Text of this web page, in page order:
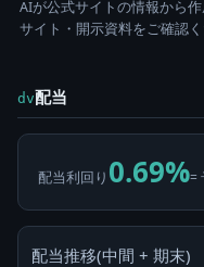
AIが公式サイトの情報から
サイト・開示資料をご確認く
dv配当
配当利回り 0.69%=
配当推移(中間 + 期末)